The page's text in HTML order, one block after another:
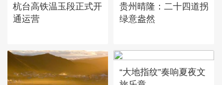
杭台高铁温玉段正式开
通运营
贵州晴隆：二十四道拐
绿意盎然
“大地指纹”奏响夏夜文